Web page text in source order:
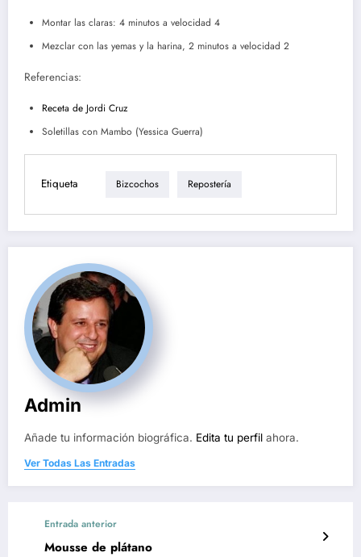
Montar las claras: 4 minutos a velocidad 4
Mezclar con las yemas y la harina, 2 minutos a velocidad 2
Referencias:
Receta de Jordi Cruz
Soletillas con Mambo (Yessica Guerra)
Etiqueta Bizcochos Repostería
Admin
Añade tu información biográfica. Edita tu perfil ahora.
Ver Todas Las Entradas
Entrada anterior
Mousse de plátano